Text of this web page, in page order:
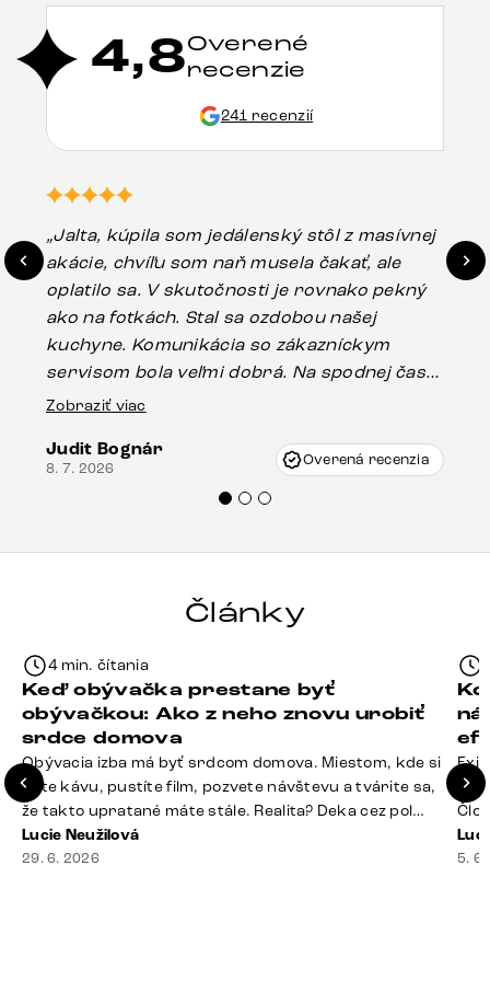
4,8Overené
recenzie
241 recenzií
„Jalta, kúpila som jedálenský stôl z masívnej
akácie, chvíľu som naň musela čakať, ale
oplatilo sa. V skutočnosti je rovnako pekný
ako na fotkách. Stal sa ozdobou našej
kuchyne. Komunikácia so zákazníckym
servisom bola veľmi dobrá. Na spodnej časti
stola bolo malé poškodenie, pravdepodobne
Vincze pri riešení mojej záležitosti pristúpili
veľmi korektne. Odporúčam produkty Delife
Zobraziť viac
Judit Bognár
8. 7. 2026 Overená recenzia
Články
4 min. čítania
Keď obývačka prestane byť
obývačkou: Ako z neho znovu urobiť
srdce domova
Obývacia izba má byť srdcom domova. Miestom, kde si
dáte kávu, pustíte film, pozvete návštevu a tvárite sa,
že takto upratané máte stále. Realita? Deka cez pol
sedačky, ovládač záhadne zmizol, konferenčný stolík
slúži ako odkladisko všetkého od účteniek po balzam
Lucie Neužilová
29. 6. 2026
si
5.